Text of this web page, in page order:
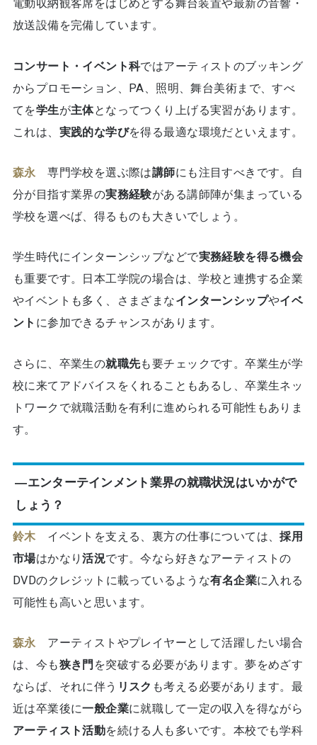
電動収納観客席をはじめとする舞台装置や最新の音響・
放送設備を完備しています。
コンサート・イベント科ではアーティストのブッキング
からプロモーション、PA、照明、舞台美術まで、すべ
てを学生が主体となってつくり上げる実習があります。
これは、 実践的な学びを得る最適な環境だといえます。
森永 専門学校を選ぶ際は講師にも注目すべきです。自
分が目指す業界の実務経験がある講師陣が集まっている
学校を選べば、得るものも大きいでしょう。
学生時代にインターンシップなどで実務経験を得る機会
も重要です。日本工学院の場合は、学校と連携する企業
やイベントも多く、さまざまなインターンシップやイベ
ント に参加できるチャンスがあります。
さらに、卒業生の就職先も要チェックです。卒業生が学
校に来てアドバイスをくれることもあるし、卒業生ネッ
トワークで就職活動を有利に進められる可能性もありま
す。
―エンターテインメント業界の就職状況はいかがで
しょう？
鈴木 イベントを支える、裏方の仕事については、採用
市場はかなり活況です。今なら好きなアーティストの
DVDのクレジットに載っているような有名企業に入れる
可能性も高いと思います。
森永 アーティストやプレイヤーとして活躍したい場合
は、今も狭き門 を突破する必要があります。夢をめざす
ならば、それに伴う リスク も考える必要があります。最
近は卒業後に一般企業に就職して一定の収入を得ながら
アーティスト活動を続ける人も多いです。本校でも学科